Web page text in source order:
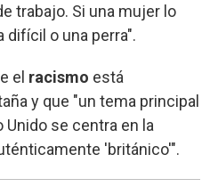
trabajo. Si una mujer lo
difícil o una perra".
el racismo está
y que "un tema principal
Unido se centra en la
'británico'".